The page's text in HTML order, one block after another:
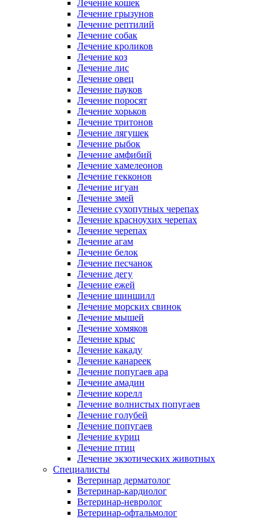
Лечение кошек
Лечение грызунов
Лечение рептилий
Лечение собак
Лечение кроликов
Лечение коз
Лечение лис
Лечение овец
Лечение пауков
Лечение поросят
Лечение хорьков
Лечение тритонов
Лечение лягушек
Лечение рыбок
Лечение амфибий
Лечение хамелеонов
Лечение гекконов
Лечение игуан
Лечение змей
Лечение сухопутных черепах
Лечение красноухих черепах
Лечение черепах
Лечение агам
Лечение белок
Лечение песчанок
Лечение дегу
Лечение ежей
Лечение шиншилл
Лечение морских свинок
Лечение мышей
Лечение хомяков
Лечение крыс
Лечение какаду
Лечение канареек
Лечение попугаев ара
Лечение амадин
Лечение корелл
Лечение волнистых попугаев
Лечение голубей
Лечение попугаев
Лечение куриц
Лечение птиц
Лечение экзотических животных
Специалисты
Ветеринар дерматолог
Ветеринар-кардиолог
Ветеринар-невролог
Ветеринар-офтальмолог